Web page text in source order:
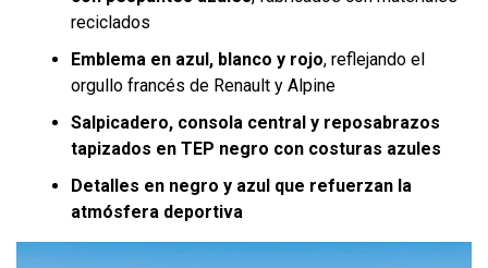
reciclados
Emblema en azul, blanco y rojo, reflejando el
orgullo francés de Renault y Alpine
Salpicadero, consola central y reposabrazos
tapizados en TEP negro con costuras azules
Detalles en negro y azul que refuerzan la
atmósfera deportiva